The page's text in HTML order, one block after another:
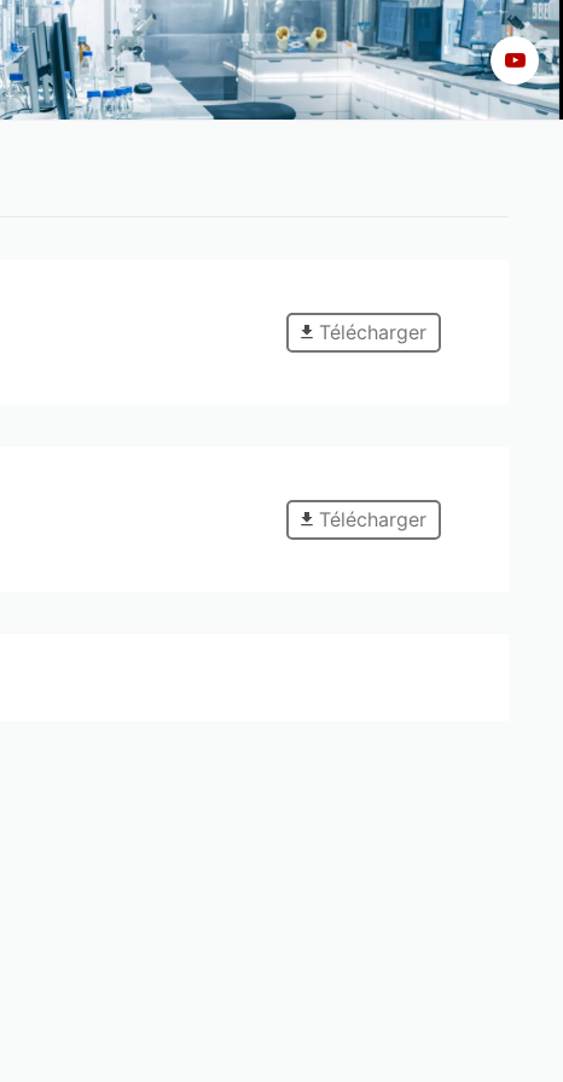
Télécharger
Télécharger